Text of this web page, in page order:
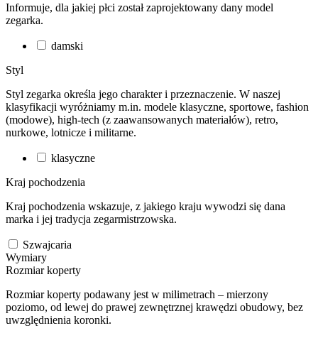
Informuje, dla jakiej płci został zaprojektowany dany model
zegarka.
damski
Styl
Styl zegarka określa jego charakter i przeznaczenie. W naszej
klasyfikacji wyróżniamy m.in. modele klasyczne, sportowe, fashion
(modowe), high-tech (z zaawansowanych materiałów), retro,
nurkowe, lotnicze i militarne.
klasyczne
Kraj pochodzenia
Kraj pochodzenia wskazuje, z jakiego kraju wywodzi się dana
marka i jej tradycja zegarmistrzowska.
Szwajcaria
Wymiary
Rozmiar koperty
Rozmiar koperty podawany jest w milimetrach – mierzony
poziomo, od lewej do prawej zewnętrznej krawędzi obudowy, bez
uwzględnienia koronki.